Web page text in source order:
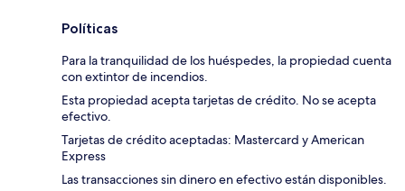
Políticas
Para la tranquilidad de los huéspedes, la propiedad cuenta
con extintor de incendios.
Esta propiedad acepta tarjetas de crédito. No se acepta
efectivo.
Tarjetas de crédito aceptadas: Mastercard y American
Express
Las transacciones sin dinero en efectivo están disponibles.